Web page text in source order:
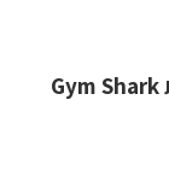
גוזיית ספורט מקולקציית Solo מבית Gym Shark